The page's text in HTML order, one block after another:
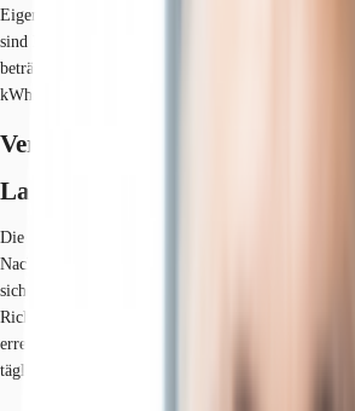
Eigentümer/Vermieter vor. Die wesentlichen
sind Fernwärme, KWK, Nahwärme, Strom. Der
beträgt 52.19 kWh/(m²*a). Der Endenergiebedarf
kWh/(m²*a).
Verfügbare Fläche
Lage und Verkehrsanbindung
Die Liegenschaft befindet sich nahe der
Nachbarschaft vieler namhafter Unternehmen. Der
sich durch die Nähe zum Rheinufer und der
Richtung City und Umland aus. Auch der
erreichbar. Eine Tankstelle befindet sich in der
täglichen Bedarfs befinden sich in der Nähe.